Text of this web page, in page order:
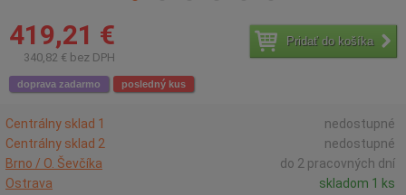
419,21 €
340,82 € bez DPH
Pridať do košíka
doprava zadarmo posledný kus
Centrálny sklad 1
nedostupné
Centrálny sklad 2
nedostupné
Brno / O. Ševčíka
do 2 pracovných dní
Ostrava
skladom 1 ks